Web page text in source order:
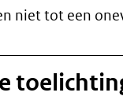
niet tot een